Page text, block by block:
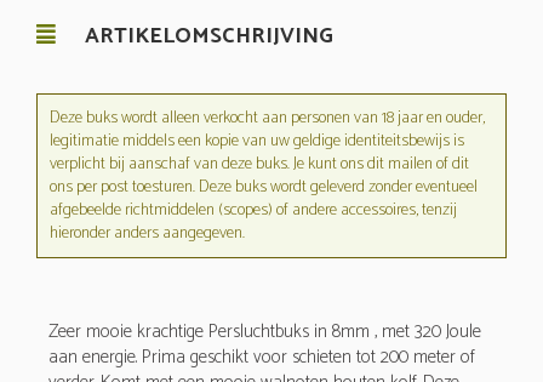
ARTIKELOMSCHRIJVING
Deze buks wordt alleen verkocht aan personen van 18 jaar en ouder,
legitimatie middels een kopie van uw geldige identiteitsbewijs is
verplicht bij aanschaf van deze buks. Je kunt ons dit mailen of dit
ons per post toesturen. Deze buks wordt geleverd zonder eventueel
afgebeelde richtmiddelen (scopes) of andere accessoires, tenzij
hieronder anders aangegeven.
Zeer mooie krachtige Persluchtbuks in 8mm , met 320 Joule
aan energie. Prima geschikt voor schieten tot 200 meter of